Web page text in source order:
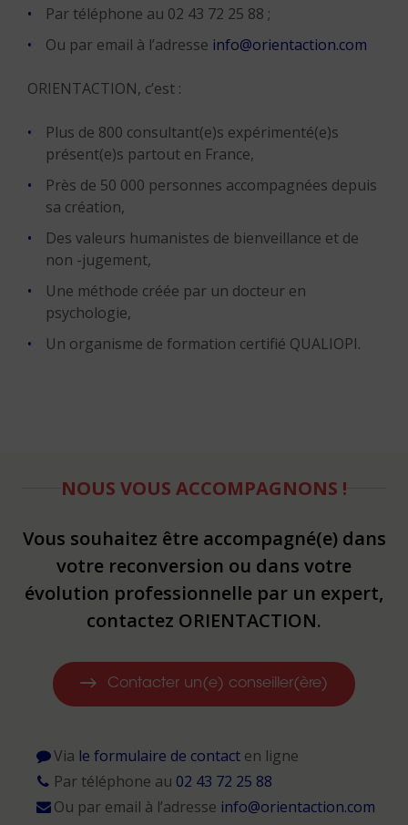
Par téléphone au 02 43 72 25 88 ;
Ou par email à l’adresse info@orientaction.com
ORIENTACTION, c’est :
Plus de 800 consultant(e)s expérimenté(e)s
présent(e)s partout en France,
Près de 50 000 personnes accompagnées depuis
sa création,
Des valeurs humanistes de bienveillance et de
non -jugement,
Une méthode créée par un docteur en
psychologie,
Un organisme de formation certifié QUALIOPI.
NOUS VOUS ACCOMPAGNONS !
Vous souhaitez être accompagné(e) dans
votre reconversion ou dans votre
évolution professionnelle par un expert,
contactez ORIENTACTION.
Contacter un(e) conseiller(ère)
Via le formulaire de contacten ligne
Par téléphone au 02 43 72 25 88
Ou par email à l’adresse info@orientaction.com